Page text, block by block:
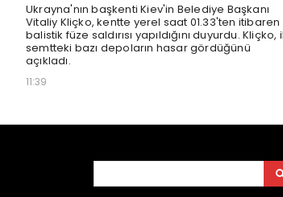
Ukrayna'nın başkenti Kiev'in Belediye Başkanı
Vitaliy Kliçko, kentte yerel saat 01.33'ten itibaren
balistik füze saldırısı yapıldığını duyurdu. Kliçko,
semtteki bazı depoların hasar gördüğünü
açıkladı.
11:39